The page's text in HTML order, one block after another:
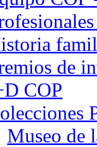
de
COP
Museo de